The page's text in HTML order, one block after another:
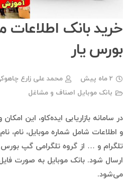
خرید بانک
بورس یار
2 ماه پیش
محمد علی زارع
بانک موبایل اصناف و مشاغل
در سامانه بازاریابی ایده‌کاو، این
و اطلاعات شامل شماره موبایل، نام،
تلگرام و … از گروه تلگرامی گپ بورس
ارسال شود. بانک موبایل به صورت
می‌شود.